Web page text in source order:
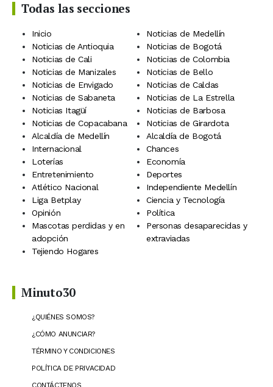
Todas las secciones
Inicio
Noticias de Medellín
Noticias de Antioquia
Noticias de Bogotá
Noticias de Cali
Noticias de Colombia
Noticias de Manizales
Noticias de Bello
Noticias de Envigado
Noticias de Caldas
Noticias de Sabaneta
Noticias de La Estrella
Noticias Itagüí
Noticias de Barbosa
Noticias de Copacabana
Noticias de Girardota
Alcaldía de Medellín
Alcaldía de Bogotá
Internacional
Chances
Loterías
Economía
Entretenimiento
Deportes
Atlético Nacional
Independiente Medellín
Liga Betplay
Ciencia y Tecnología
Opinión
Política
Mascotas perdidas y en
adopción
Personas desaparecidas y
extraviadas
Tejiendo Hogares
Minuto30
¿QUIÉNES SOMOS?
¿CÓMO ANUNCIAR?
TÉRMINO Y CONDICIONES
POLÍTICA DE PRIVACIDAD
CONTÁCTENOS